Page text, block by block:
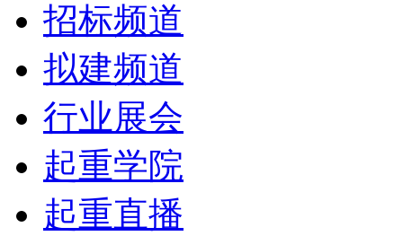
招标频道
拟建频道
行业展会
起重学院
起重直播